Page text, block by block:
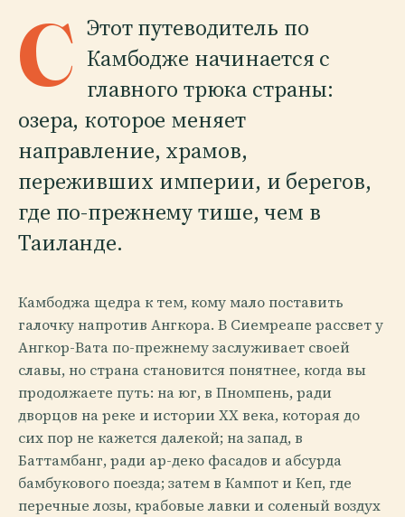
C Этот путеводитель по
Камбодже начинается с
главного трюка страны:
озера, которое меняет
направление, храмов,
переживших империи, и берегов,
где по-прежнему тише, чем в
Таиланде.
Камбоджа щедра к тем, кому мало поставить
галочку напротив Ангкора. В Сиемреапе рассвет у
Ангкор-Вата по-прежнему заслуживает своей
славы, но страна становится понятнее, когда вы
продолжаете путь: на юг, в Пномпень, ради
дворцов на реке и истории XX века, которая до
сих пор не кажется далекой; на запад, в
Баттамбанг, ради ар-деко фасадов и абсурда
бамбукового поезда; затем в Кампот и Кеп, где
перечные лозы, крабовые лавки и соленый воздух